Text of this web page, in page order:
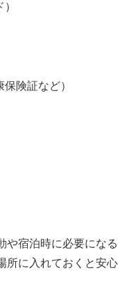
険証など）
や宿泊時に必要になる
所に入れておくと安心